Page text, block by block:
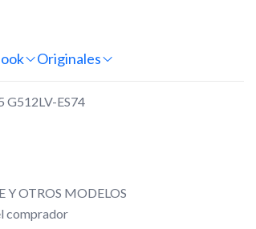
Originales
G512LV-ES74
Y OTROS MODELOS
comprador